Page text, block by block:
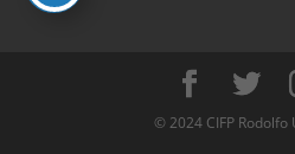
© 2024 CIFP Rodolfo